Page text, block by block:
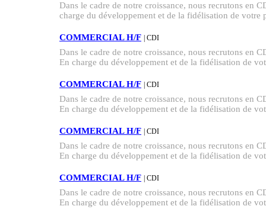
Dans le cadre de notre croissance, nous recrutons
charge du développement et de la fidélisation de votre
COMMERCIAL H/F | CDI
Dans le cadre de notre croissance, nous recrutons
En charge du développement et de la fidélisation de
COMMERCIAL H/F | CDI
Dans le cadre de notre croissance, nous recrutons
En charge du développement et de la fidélisation de
COMMERCIAL H/F | CDI
Dans le cadre de notre croissance, nous recrutons
En charge du développement et de la fidélisation de
COMMERCIAL H/F | CDI
Dans le cadre de notre croissance, nous recrutons
En charge du développement et de la fidélisation de